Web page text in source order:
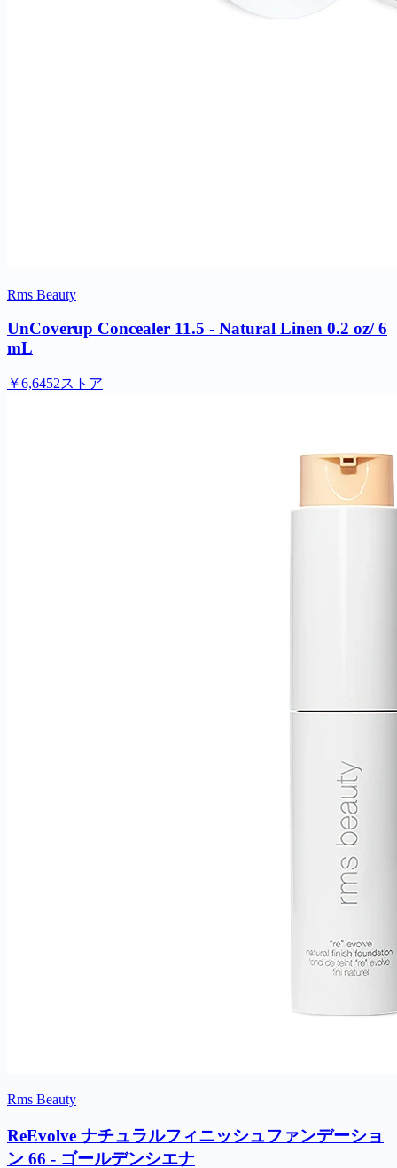
Rms Beauty
UnCoverup Concealer 11.5 - Natural Linen 0.2 oz/ 6
mL
￥6,6452ストア
Rms Beauty
ReEvolve ナチュラルフィニッシュファンデーショ
ン 66 - ゴールデンシエナ